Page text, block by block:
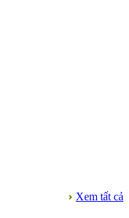
Xem tất cả